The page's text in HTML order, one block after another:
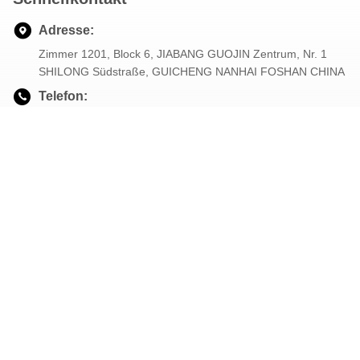
Adresse:
Zimmer 1201, Block 6, JIABANG GUOJIN Zentrum, Nr. 1
SHILONG Südstraße, GUICHENG NANHAI FOSHAN CHINA
Telefon: